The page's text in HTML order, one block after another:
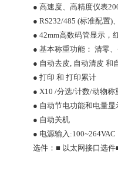
● 高速度、高精度仪表
● RS232/485 (标准配置)
● 42mm高数码管显示，
● 基本称重功能： 清零
● 自动去皮, 自动清皮 和
● 打印 和 打印累计
● X10 /分选/计数/动物称
● 自动节电功能和电量显
● 自动关机
● 电源输入:100~264VAC
选件：■ 以太网接口选